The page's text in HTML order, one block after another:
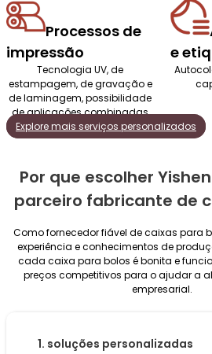
Processos de
impressão
Tecnologia UV, de
estampagem, de gravação e
de laminagem, possibilidade
de aplicações combinadas
e
Explore mais serviços personalizados
Por que escolher
parceiro fabricante de
Como fornecedor fiável de caixas para
experiência e conhecimentos de
cada caixa para bolos é bonita e
preços competitivos para o ajudar a
empresarial.
1. soluções personalizadas